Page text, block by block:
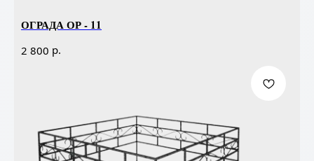
ОГРАДА ОР - 11
2 800 р.